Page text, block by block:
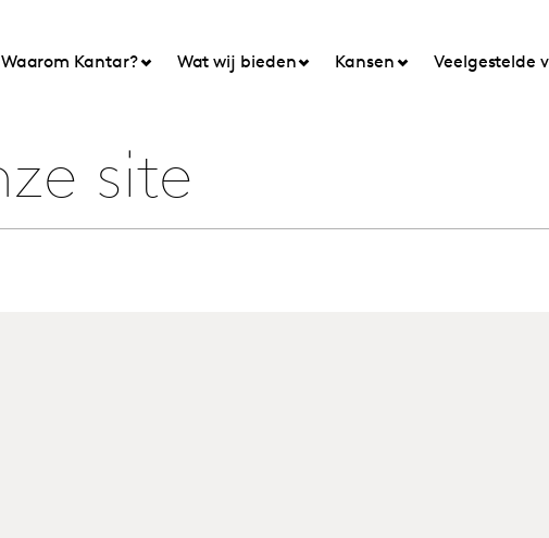
Waarom Kantar? Wat wij bieden Kansen Veelgestelde